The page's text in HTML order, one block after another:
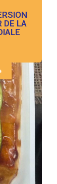
DE LA